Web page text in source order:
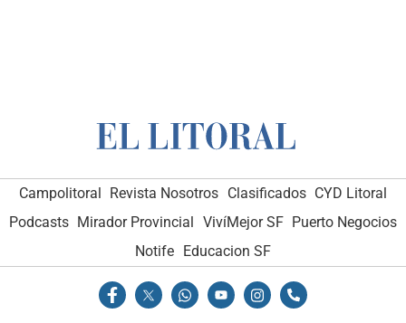
Campolitoral Revista Nosotros Clasificados CYD Litoral
Podcasts Mirador Provincial VivíMejor SF Puerto Negocios
Notife Educacion SF